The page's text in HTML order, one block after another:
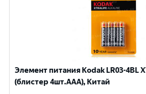
Элемент питания Kodak LR03-4BL
(блистер 4шт.AАА), Китай